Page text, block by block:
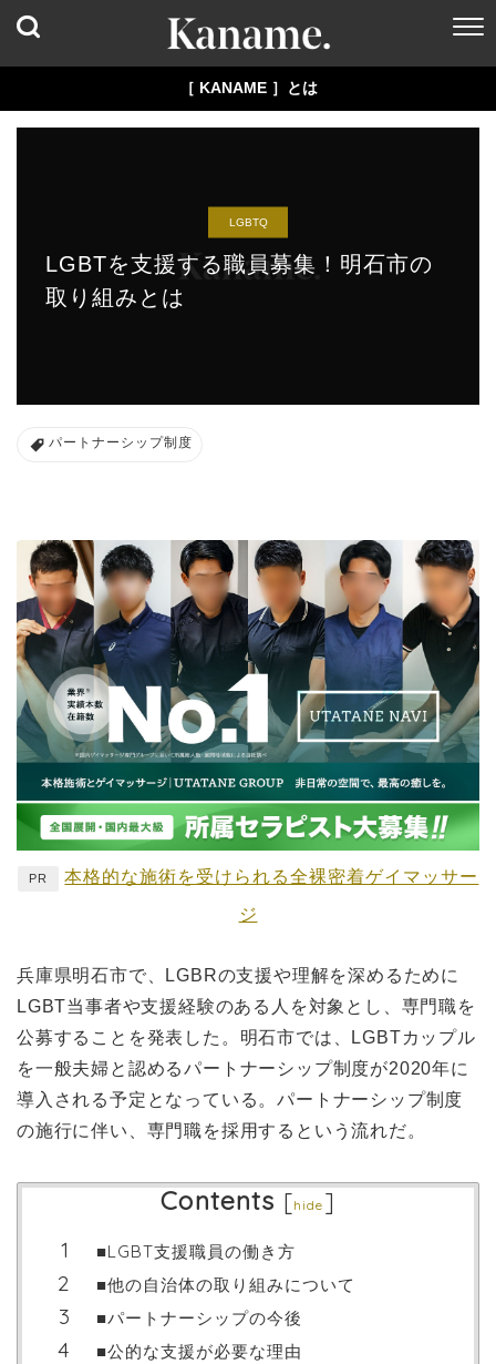
［ KANAME ］とは
LGBTQ
LGBTを支援する職員募集！明石市の
取り組みとは
パートナーシップ制度
PR 本格的な施術を受けられる全裸密着ゲイマッサー
ジ
兵庫県明石市で、LGBRの支援や理解を深めるために
LGBT当事者や支援経験のある人を対象とし、専門職を
公募することを発表した。明石市では、LGBTカップル
を一般夫婦と認めるパートナーシップ制度が2020年に
導入される予定となっている。パートナーシップ制度
の施行に伴い、専門職を採用するという流れだ。
Contents [hide ]
■LGBT支援職員の働き方
■他の自治体の取り組みについて
■パートナーシップの今後
■公的な支援が必要な理由